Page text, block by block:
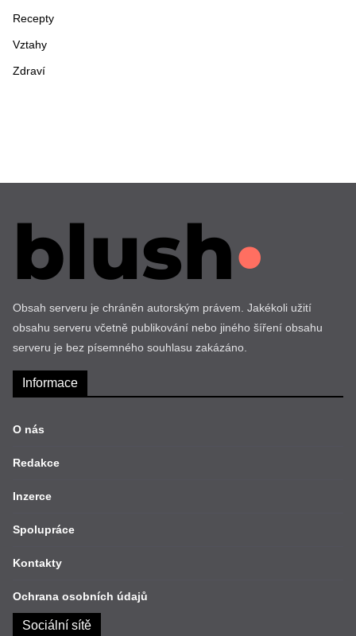
Recepty
Vztahy
Zdraví
Obsah serveru je chráněn autorským právem. Jakékoli užití
obsahu serveru včetně publikování nebo jiného šíření obsahu
serveru je bez písemného souhlasu zakázáno.
Informace
O nás
Redakce
Inzerce
Spolupráce
Kontakty
Ochrana osobních údajů
Sociální sítě